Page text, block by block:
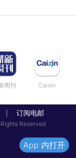
周刊 Caixin
订阅电邮
Reserved
App 内打开